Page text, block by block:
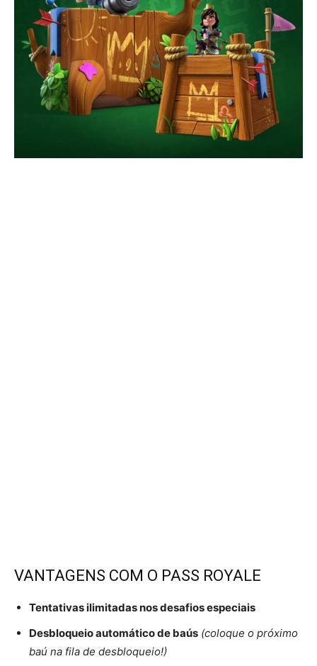
VANTAGENS COM O PASS ROYALE
Tentativas ilimitadas nos desafios especiais
Desbloqueio automático de baús (coloque o próximo
baú na fila de desbloqueio!)